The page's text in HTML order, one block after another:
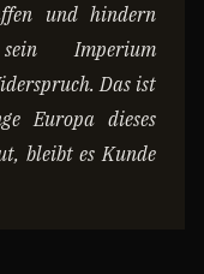
und hindern
Imperium
Das ist
Europa dieses
bleibt es Kunde